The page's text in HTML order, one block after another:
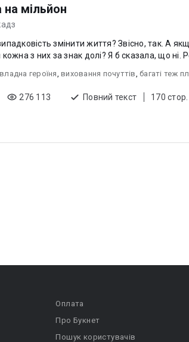
мільйон
змінити життя? Звісно, так. А
з них за знак долі? Я б сказала, що ні.
владна героїня, виховання почуттів, багаті теж
276 113 Повний текст 170 стор.
Оплата
Про Букнет
Пошук користувачів